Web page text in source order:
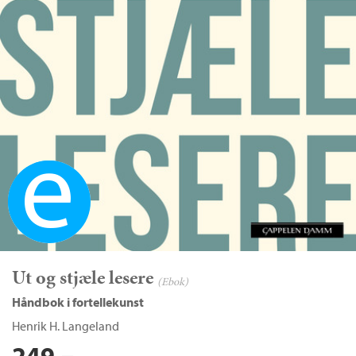
Ebok
Ut og stjæle lesere (Ebok)
Håndbok i fortellekunst
Henrik H. Langeland